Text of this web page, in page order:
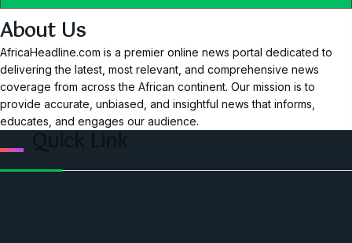
About Us
AfricaHeadline.com is a premier online news portal dedicated to
delivering the latest, most relevant, and comprehensive news
coverage from across the African continent. Our mission is to
provide accurate, unbiased, and insightful news that informs,
educates, and engages our audience.
Quick Link